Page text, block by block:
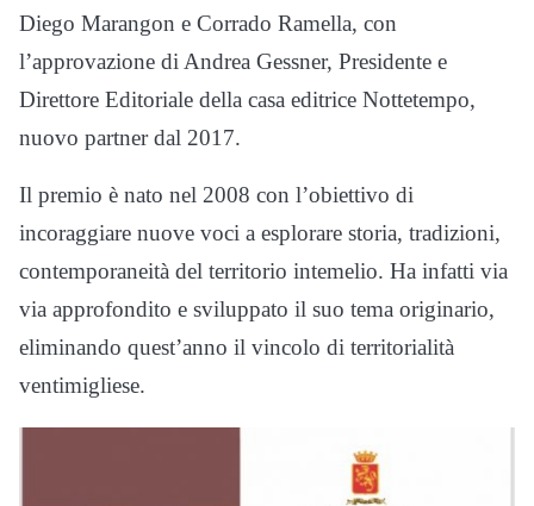
Diego Marangon e Corrado Ramella, con
l’approvazione di Andrea Gessner, Presidente e
Direttore Editoriale della casa editrice Nottetempo,
nuovo partner dal 2017.
Il premio è nato nel 2008 con l’obiettivo di
incoraggiare nuove voci a esplorare storia, tradizioni,
contemporaneità del territorio intemelio. Ha infatti via
via approfondito e sviluppato il suo tema originario,
eliminando quest’anno il vincolo di territorialità
ventimigliese.